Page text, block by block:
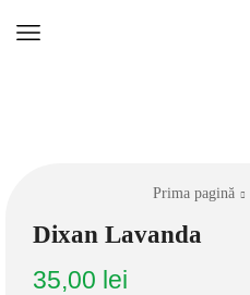
Prima pagină
Dixan Lavanda
35,00 lei